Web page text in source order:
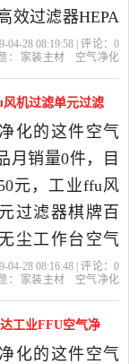
效过滤器HEPA
年洁优科技净
气净化器，由
货。
28 08:19:58 | 评论： 0
： 家装主材
空气净化
机过滤单元过滤
化的这件空气
月销量0件，目
元，工业ffu风
过滤器棋牌百
尘工作台空气
年洁优科技
空气净化器，
发货。
28 08:16:48 | 评论： 0
： 家装主材
空气净化
工业FFU空气净
化的这件空气